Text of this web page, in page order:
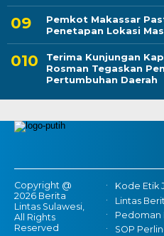
Pemkot Makassar
Penetapan Lokasi
Terima Kunjungan
Rosman Tegaskan
Pertumbuhan Daerah
Copyright @
2026 Berita
Lintas Sulawesi,
All Rights
Reserved
Kode Etik
Lintas
Pedoman
SOP